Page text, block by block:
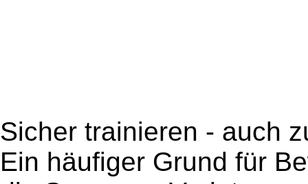
Sicher trainieren - auch
Ein häufiger Grund für